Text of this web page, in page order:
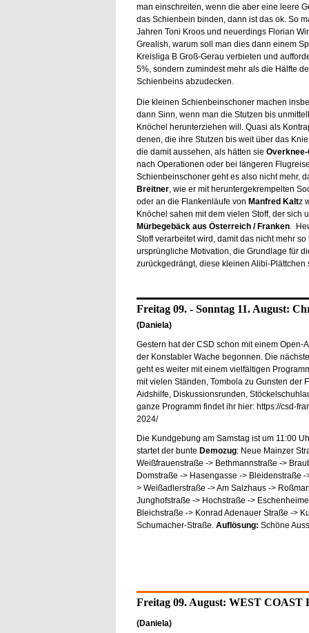
man einschreiten, wenn die aber eine leere
das Schienbein binden, dann ist das ok. So
Jahren Toni Kroos und neuerdings Florian
Grealish, warum soll man dies dann einem
Kreisliga B Groß-Gerau verbieten und
5%, sondern zumindest mehr als die Hälfte
Schienbeins abzudecken.
Die kleinen Schienbeinschoner machen
dann Sinn, wenn man die Stutzen bis
Knöchel herunterziehen will. Quasi als
denen, die ihre Stutzen bis weit über das
die damit aussehen, als hätten sie
nach Operationen oder bei längeren
Schienbeinschoner geht es also nicht mehr,
Breitner, wie er mit heruntergekrempelten
oder an die Flankenläufe von Manfred Kaltz
Knöchel sahen mit dem vielen Stoff, der sich
Mürbegebäck aus Österreich / Franken.
Stoff verarbeitet wird, damit das nicht mehr
ursprüngliche Motivation, die Grundlage für
zurückgedrängt, diese kleinen Alibi-
Freitag 09. - Sonntag 11. August:
(Daniela)
Gestern hat der CSD schon mit einem Open-
der Konstabler Wache begonnen. Die
geht es weiter mit einem vielfältigen
mit vielen Ständen, Tombola zu Gunsten der
Aidshilfe, Diskussionsrunden,
ganze Programm findet ihr hier: https://csd-
2024/
Die Kundgebung am Samstag ist um 11:00
startet der bunte Demozug: Neue Mainzer
Weißfrauenstraße -> Bethmannstraße ->
Domstraße -> Hasengasse -> Bleidenstraße -
> Weißadlerstraße -> Am Salzhaus ->
Junghofstraße -> Hochstraße ->
Bleichstraße -> Konrad Adenauer Straße ->
Schumacher-Straße. Auflösung: Schöne
Freitag 09. August: WEST
(Daniela)